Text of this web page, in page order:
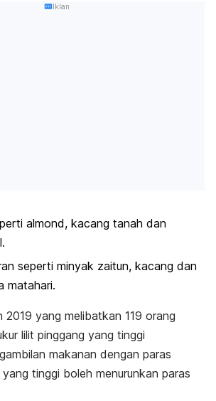
Iklan
almond, kacang tanah dan
seperti minyak zaitun, kacang dan
matahari.
2019 yang melibatkan 119 orang
lilit pinggang yang tinggi
makanan dengan paras
tinggi boleh menurunkan paras